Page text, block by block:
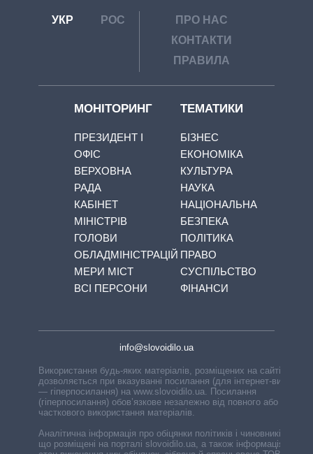
УКР РОС
ПРО НАС
КОНТАКТИ
ПРАВИЛА
МОНІТОРИНГ
ПРЕЗИДЕНТ І
ОФІС
ВЕРХОВНА
РАДА
КАБІНЕТ
МІНІСТРІВ
ГОЛОВИ
ОБЛАДМІНІСТРАЦІЙ
МЕРИ МІСТ
ВСІ ПЕРСОНИ
ТЕМАТИКИ
БІЗНЕС
ЕКОНОМІКА
КУЛЬТУРА
НАУКА
НАЦІОНАЛЬНА
БЕЗПЕКА
ПОЛІТИКА
ПРАВО
СУСПІЛЬСТВО
ФІНАНСИ
info@slovoidilo.ua
Використання будь-яких матеріалів, розміщених на сайті,
дозволяється при вказуванні посилання (для інтернет-видань
— гіперпосилання) на www.slovoidilo.ua. Посилання
(гіперпосилання) обов’язкове незалежно від повного або
часткового використання матеріалів.
Аналітична інформація про обіцянки політиків і чиновників,
що розміщені на порталі slovoidilo.ua, а також інформація про